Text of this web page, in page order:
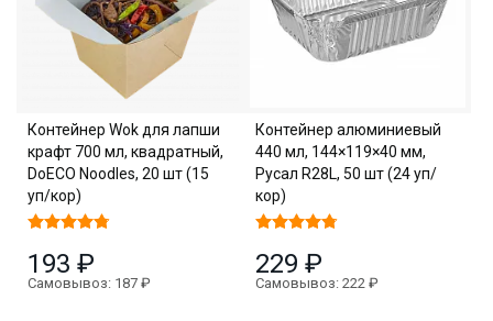
Контейнер Wok для лапши
крафт 700 мл, квадратный,
DoECO Noodles, 20 шт (15
уп/кор)
193 ₽
Самовывоз: 187 ₽
Контейнер алюминиевый
440 мл, 144×119×40 мм,
Русал R28L, 50 шт (24 уп/
кор)
229 ₽
Самовывоз: 222 ₽